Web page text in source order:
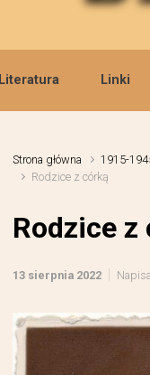
Literatura Linki
Strona główna 1915-
Rodzice z córką
Rodzice z
13 sierpnia 2022